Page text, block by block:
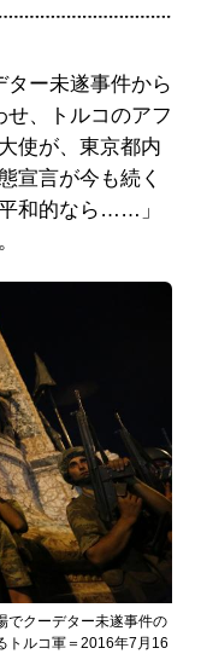
ー未遂事件から
せ、トルコのアフ
使が、東京都内
宣言が今も続く
和的なら……」
でクーデター未遂事件の
トルコ軍＝2016年7月16